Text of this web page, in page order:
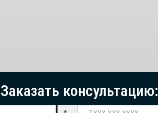
Заказать консультацию: